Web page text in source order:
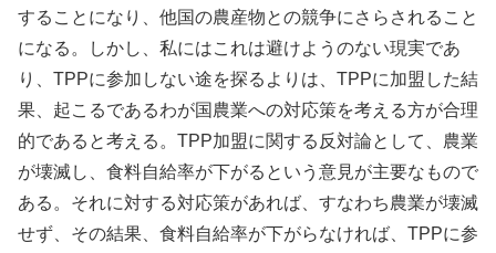
することになり、他国の農産物との競争にさらされること
になる。しかし、私にはこれは避けようのない現実であ
り、TPPに参加しない途を探るよりは、TPPに加盟した結
果、起こるであるわが国農業への対応策を考える方が合理
的であると考える。TPP加盟に関する反対論として、農業
が壊滅し、食料自給率が下がるという意見が主要なもので
ある。それに対する対応策があれば、すなわち農業が壊滅
せず、その結果、食料自給率が下がらなければ、TPPに参